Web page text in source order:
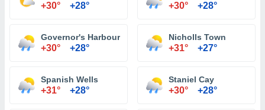
+30° +28° +30° +28°
Governor's Harbour
+30° +28°
Nicholls Town
+31° +27°
Spanish Wells
+31° +28°
Staniel Cay
+30° +28°